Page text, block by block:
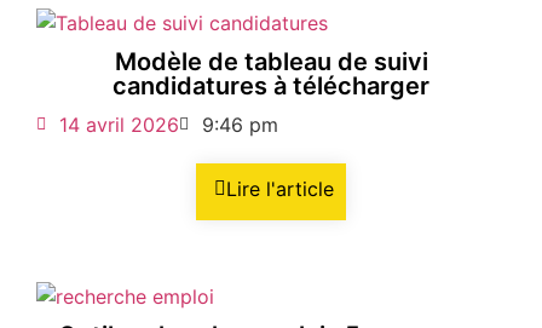
Modèle de tableau de suivi
candidatures à télécharger
14 avril 2026 9:46 pm
Lire l'article